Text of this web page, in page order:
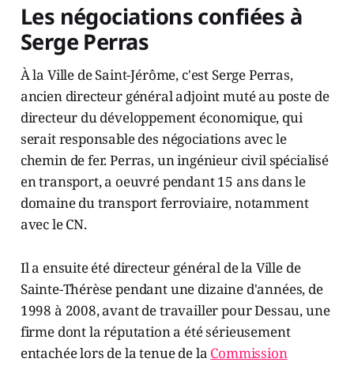
Les négociations confiées à
Serge Perras
À la Ville de Saint-Jérôme, c'est Serge Perras,
ancien directeur général adjoint muté au poste de
directeur du développement économique, qui
serait responsable des négociations avec le
chemin de fer. Perras, un ingénieur civil spécialisé
en transport, a oeuvré pendant 15 ans dans le
domaine du transport ferroviaire, notamment
avec le CN.
Il a ensuite été directeur général de la Ville de
Sainte-Thérèse pendant une dizaine d'années, de
1998 à 2008, avant de travailler pour Dessau, une
firme dont la réputation a été sérieusement
entachée lors de la tenue de la Commission